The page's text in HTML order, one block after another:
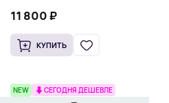
11 800 ₽
КУПИТЬ
NEW СЕГОДНЯ ДЕШЕВЛЕ